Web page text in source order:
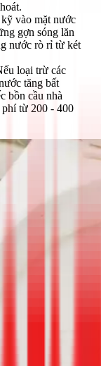
vào mặt nước
gợn sóng lăn
nước rò rỉ từ két
loại trừ các
tăng bất
bồn cầu nhà
phí từ 200 - 400